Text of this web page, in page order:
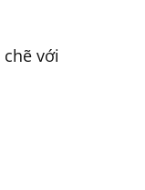
với